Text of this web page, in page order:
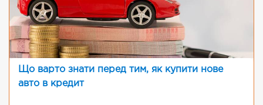
Що варто знати перед тим, як купити нове
авто в кредит